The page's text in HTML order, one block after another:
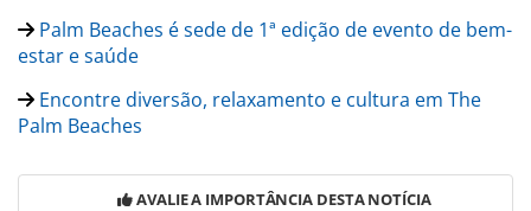
Palm Beaches é sede de 1ª edição de evento de bem-
estar e saúde
Encontre diversão, relaxamento e cultura em The
Palm Beaches
AVALIE A IMPORTÂNCIA DESTA NOTÍCIA